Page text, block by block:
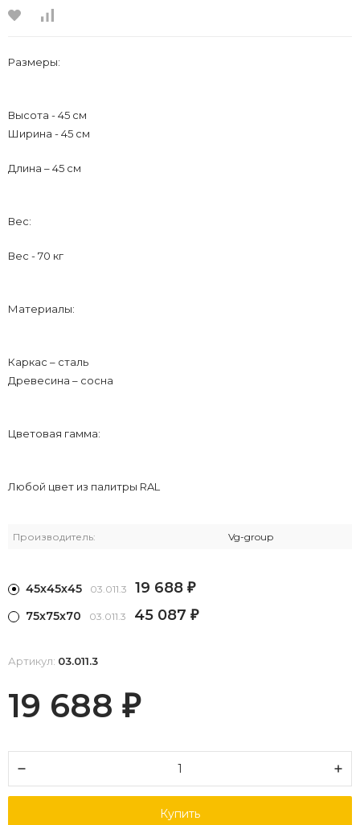
Размеры:
Высота - 45 см
Ширина - 45 см
Длина – 45 см
Вес:
Вес - 70 кг
Материалы:
Каркас – сталь
Древесина – сосна
Цветовая гамма:
Любой цвет из палитры RAL
Производитель: Vg-group
45х45х45 03.011.3 19 688 ₽
75х75х70 03.011.3 45 087 ₽
Артикул: 03.011.3
19 688 ₽
Купить